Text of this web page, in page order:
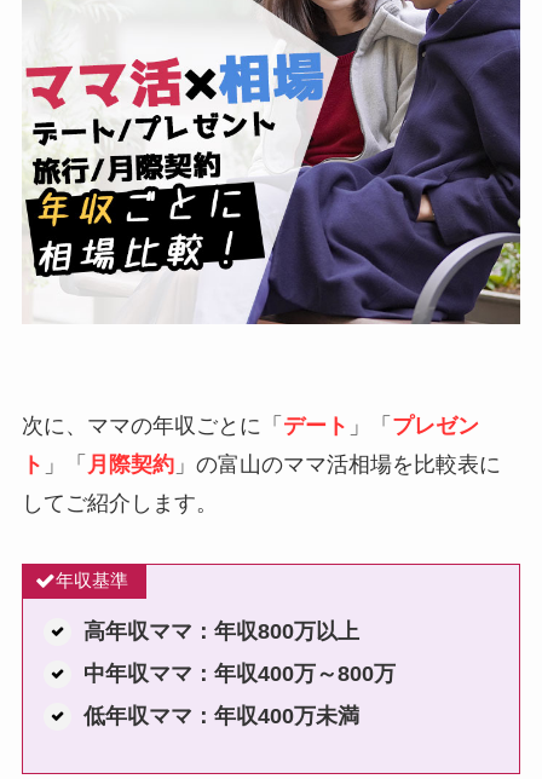
次に、ママの年収ごとに「 デート 」「 プレゼン
ト 」「 月際契約」の富山のママ活相場を比較表に
してご紹介します。
年収基準
高年収ママ：年収800万以上
中年収ママ：年収400万～800万
低年収ママ：年収400万未満